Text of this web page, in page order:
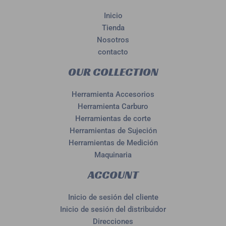
Inicio
Tienda
Nosotros
contacto
OUR COLLECTION
Herramienta Accesorios
Herramienta Carburo
Herramientas de corte
Herramientas de Sujeción
Herramientas de Medición
Maquinaria
ACCOUNT
Inicio de sesión del cliente
Inicio de sesión del distribuidor
Direcciones